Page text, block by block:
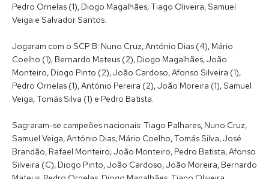
Pedro Ornelas (1), Diogo Magalhães, Tiago Oliveira, Samuel
Veiga e Salvador Santos.
Jogaram com o SCP B: Nuno Cruz, António Dias (4), Mário
Coelho (1), Bernardo Mateus (2), Diogo Magalhães, João
Monteiro, Diogo Pinto (2), João Cardoso, Afonso Silveira (1),
Pedro Ornelas (1), António Pereira (2), João Moreira (1), Samuel
Veiga, Tomás Silva (1) e Pedro Batista.
Sagraram-se campeões nacionais: Tiago Palhares, Nuno Cruz,
Samuel Veiga, António Dias, Mário Coelho, Tomás Silva, José
Brandão, Rafael Monteiro, João Monteiro, Pedro Batista, Afonso
Silveira (C), Diogo Pinto, João Cardoso, João Moreira, Bernardo